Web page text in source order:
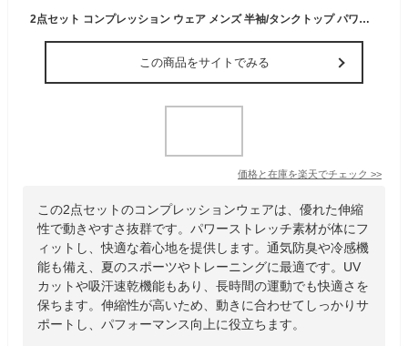
2点セット コンプレッション ウェア メンズ 半袖/タンクトップ パワーストレッチ アンダー スポーツ シャツ 通気防臭 冷感 夏用 [UVカット + 吸汗速乾] ランニング トレーニング フィットネス スポーツ ベースレイヤー 伸縮性
この商品をサイトでみる
価格と在庫を楽天でチェック >>
この2点セットのコンプレッションウェアは、優れた伸縮
性で動きやすさ抜群です。パワーストレッチ素材が体にフ
ィットし、快適な着心地を提供します。通気防臭や冷感機
能も備え、夏のスポーツやトレーニングに最適です。UV
カットや吸汗速乾機能もあり、長時間の運動でも快適さを
保ちます。伸縮性が高いため、動きに合わせてしっかりサ
ポートし、パフォーマンス向上に役立ちます。